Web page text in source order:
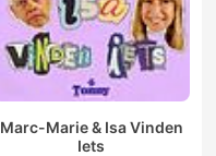
Marc-Marie & Isa Vinden
Iets